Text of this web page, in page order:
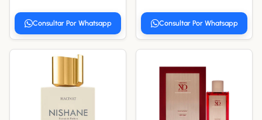
Consultar Por Whatsapp Consultar Por Whatsapp